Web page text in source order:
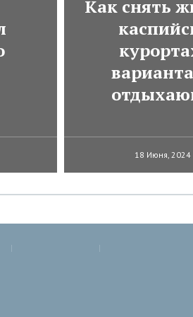
Как снять
18 Июня, 2024